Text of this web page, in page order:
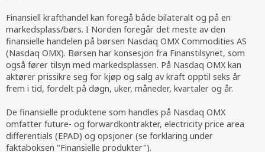
Finansiell krafthandel kan foregå både bilateralt og på en
markedsplass/børs. I Norden foregår det meste av den
finansielle handelen på børsen Nasdaq OMX Commodities AS
(Nasdaq OMX). Børsen har konsesjon fra Finanstilsynet, som
også fører tilsyn med markedsplassen. På Nasdaq OMX kan
aktører prissikre seg for kjøp og salg av kraft opptil seks år
frem i tid, fordelt på døgn, uker, måneder, kvartaler og år.
De finansielle produktene som handles på Nasdaq OMX
omfatter future- og forwardkontrakter, electricity price area
differentials (EPAD) og opsjoner (se forklaring under
faktaboksen "Finansielle produkter").